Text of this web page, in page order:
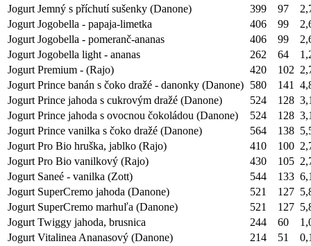
Jogurt Jemný s příchutí sušenky (Danone)
399 97
Jogurt Jogobella - papaja-limetka
406 99
Jogurt Jogobella - pomeranč-ananas
406 99
Jogurt Jogobella light - ananas
262 64
Jogurt Premium - (Rajo)
420 102
Jogurt Prince banán s čoko dražé - danonky (Danone) 580 141
Jogurt Prince jahoda s cukrovým dražé (Danone)
524 128
Jogurt Prince jahoda s ovocnou čokoládou (Danone)
524 128
Jogurt Prince vanilka s čoko dražé (Danone)
564 138
Jogurt Pro Bio hruška, jablko (Rajo)
410 100
Jogurt Pro Bio vanilkový (Rajo)
430 105
Jogurt Saneé - vanilka (Zott)
544 133
Jogurt SuperCremo jahoda (Danone)
521 127
Jogurt SuperCremo marhuľa (Danone)
521 127
Jogurt Twiggy jahoda, brusnica
244 60
Jogurt Vitalinea Ananasový (Danone)
214 51